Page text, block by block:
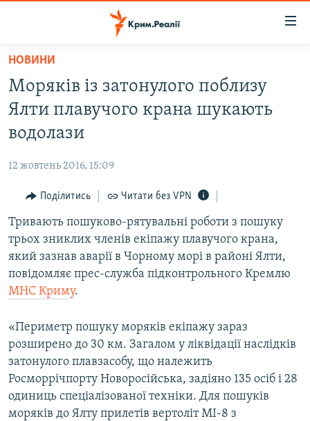
Перейти
основного
матеріалу
до
основної
Перейти
пошуку
ВОДА.КРИМ
ВІДЕО ТА ФОТО
БЛОГИ
ПОГЛЯД
ІНТЕРВ'Ю
ВСЕ ЗА ДЕНЬ
СПЕЦПРОЕКТИ
ДЕПОРТАЦІЯ
ВІДЕОУРОКИ «ELIFBE»
СВІДЧЕННЯ ОКУПАЦІЇ
УКРАЇНСЬКА ПРОБЛЕМА КРИМУ
ІНФОГРАФІКА
ЯК ОБІЙТИ БЛОКУВАННЯ
Русский
Qırımtatar
ДОЛУЧАЙСЯ!
НОВИНИ
Моряків із затонулого поблизу
Ялти плавучого крана шукають
водолази
12 жовтень 2016, 15:09
Поділитись Читати без VPN
Тривають пошуково-рятувальні роботи з пошуку
трьох зниклих членів екіпажу плавучого крана,
який зазнав аварії в Чорному морі в районі Ялти,
повідомляє прес-служба підконтрольного Кремлю
МНС Криму.
«Периметр пошуку моряків екіпажу зараз
розширено до 30 км. Загалом у ліквідації наслідків
затонулого плавзасобу, що належить
Росморрічпорту Новоросійська, задіяно 135 осіб і 28
одиниць спеціалізованої техніки. Для пошуків
моряків до Ялту прилетів вертоліт МІ-8 з